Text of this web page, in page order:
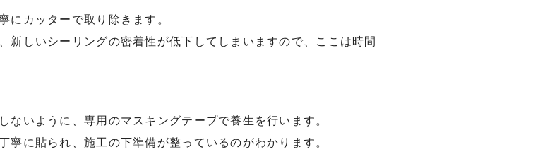
にカッターで取り除きます。
新しいシーリングの密着性が低下してしまいますので、ここは時間
ないように、専用のマスキングテープで養生を行います。
に貼られ、施工の下準備が整っているのがわかります。